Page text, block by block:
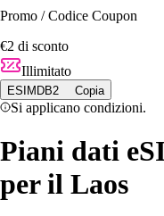
Promo / Codice Coupon
€2 di sconto
Illimitato
ESIMDB2 Copia
Si applicano condizioni.
Piani dati
per il Laos